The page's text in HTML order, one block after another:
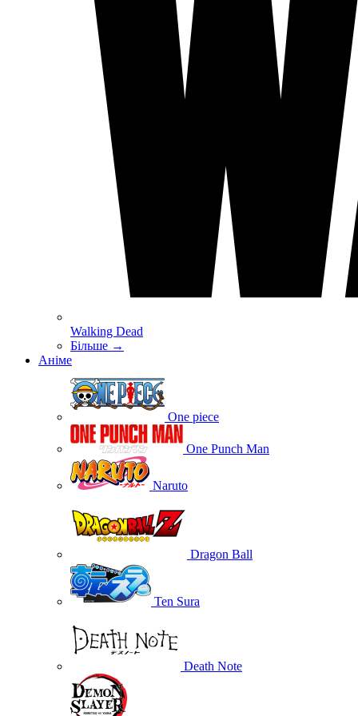
Walking Dead
Більше →
Аніме
One piece
One Punch Man
Naruto
Dragon Ball
Ten Sura
Death Note